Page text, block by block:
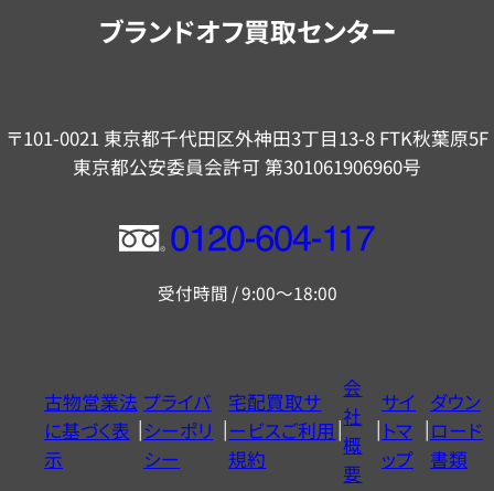
ブランドオフ買取センター
〒101-0021 東京都千代田区外神田3丁目13-8 FTK秋葉原5F
東京都公安委員会許可 第301061906960号
フ
ー
ヤ
ル
0120604117
受付時間 / 9:00～18:00
古物営業法
に基づく表
示
プライバ
シーポリ
シー
宅配買取サ
ービスご利用
規約
会
社
概
要
サイ
トマ
ップ
ダウン
ロード
書類